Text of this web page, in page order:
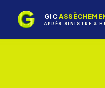
GIC
APRÈS SINISTRE &